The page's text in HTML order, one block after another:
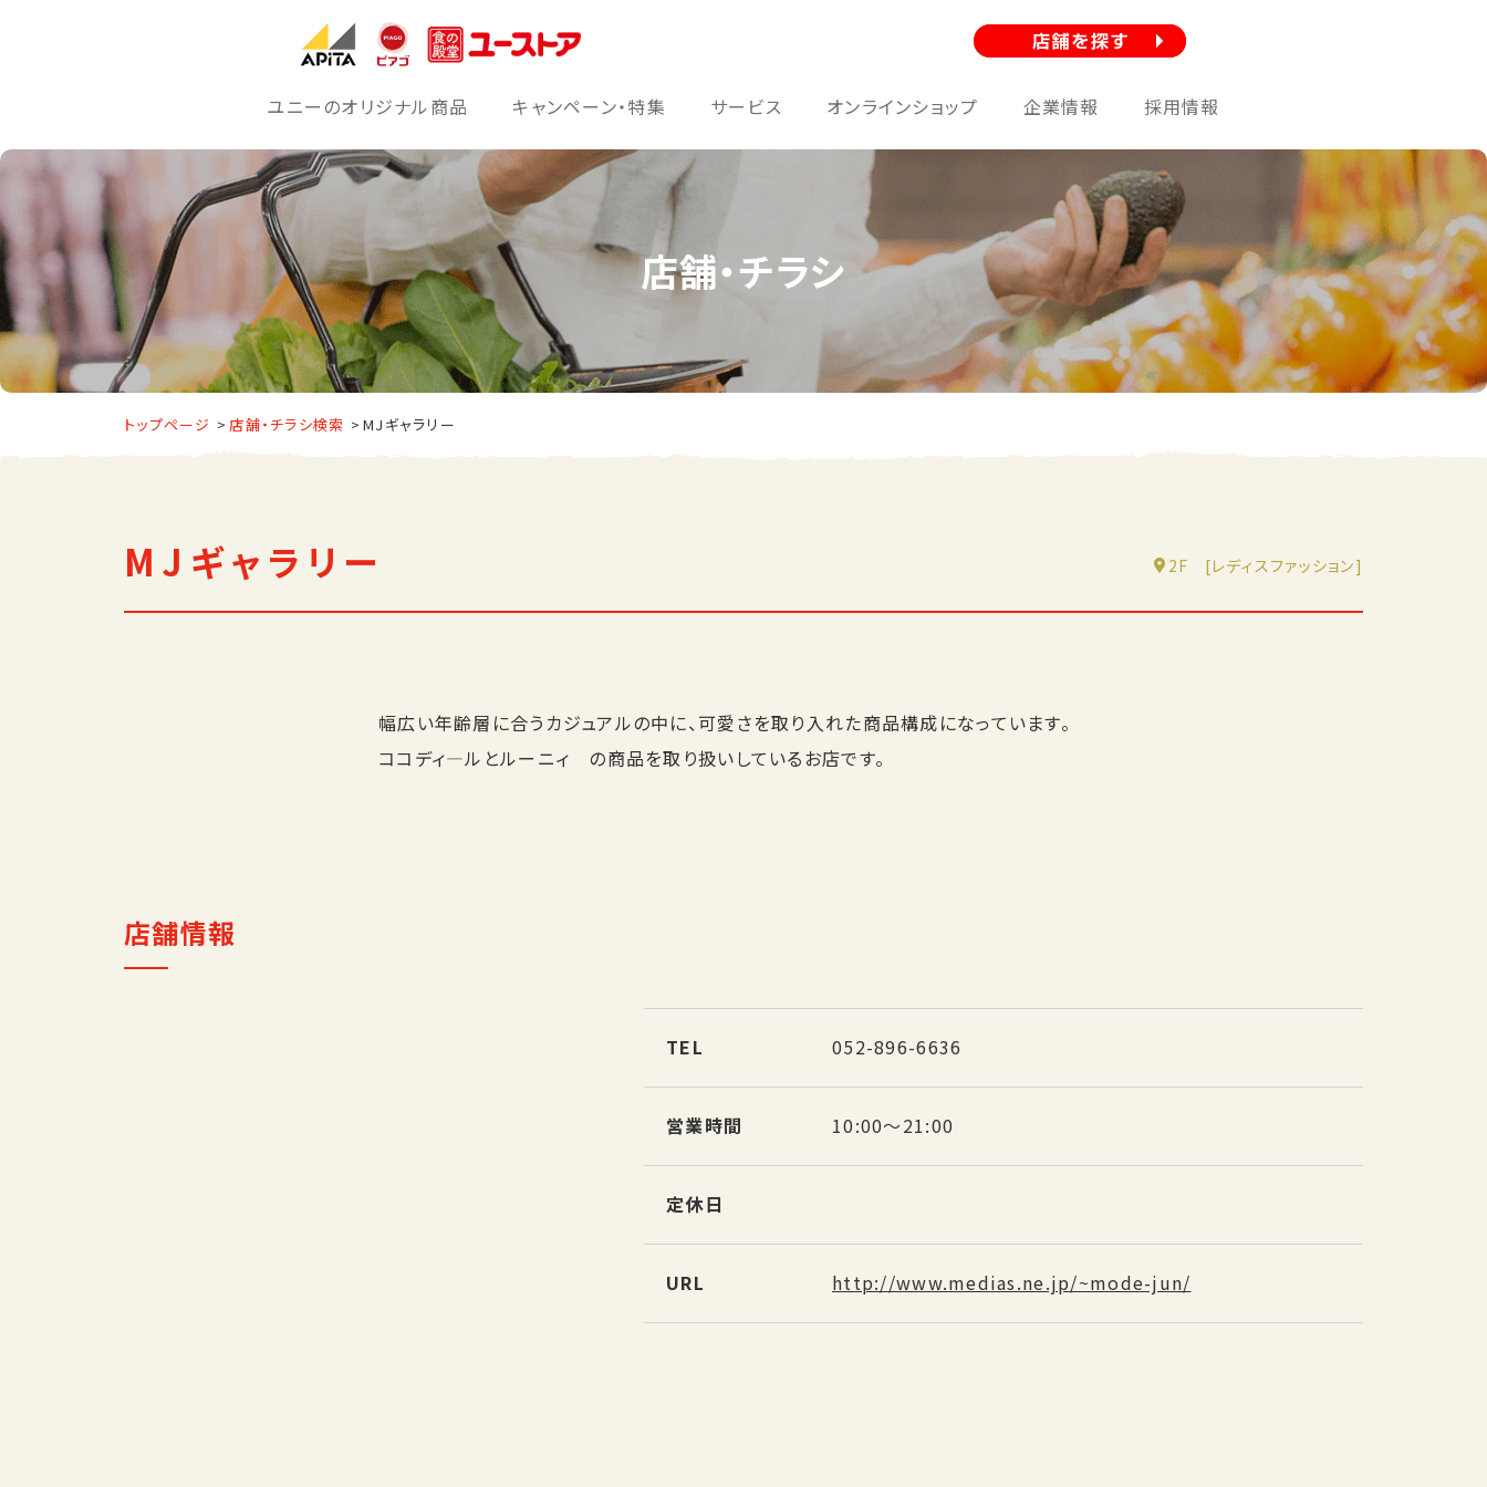
ユニーのオリジナル商品 キャンペーン・特集 サービス オンラインショップ 企業情報 採用情報
店舗・チラシ
トップページ 店舗・チラシ検索 MJギャラリー
2F [レディスファッション]
MJギャラリー
幅広い年齢層に合うカジュアルの中に、可愛さを取り入れた商品構成になっています。
ココディ―ルとルーニィ の商品を取り扱いしているお店です。
店舗情報
TEL 052-896-6636
営業時間 10:00～21:00
定休日
URL http://www.medias.ne.jp/~mode-jun/